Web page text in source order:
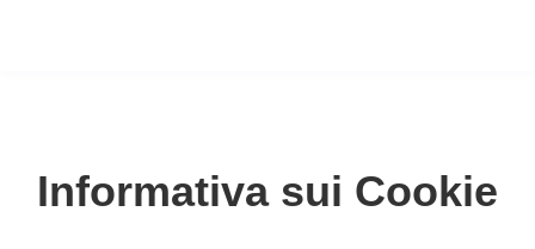
Informativa sui Cookie